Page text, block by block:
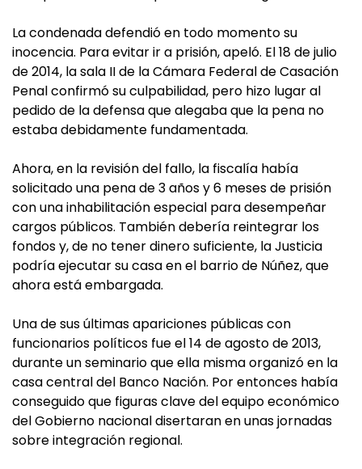
La condenada defendió en todo momento su
inocencia. Para evitar ir a prisión, apeló. El 18 de julio
de 2014, la sala II de la Cámara Federal de Casación
Penal confirmó su culpabilidad, pero hizo lugar al
pedido de la defensa que alegaba que la pena no
estaba debidamente fundamentada.
Ahora, en la revisión del fallo, la fiscalía había
solicitado una pena de 3 años y 6 meses de prisión
con una inhabilitación especial para desempeñar
cargos públicos. También debería reintegrar los
fondos y, de no tener dinero suficiente, la Justicia
podría ejecutar su casa en el barrio de Núñez, que
ahora está embargada.
Una de sus últimas apariciones públicas con
funcionarios políticos fue el 14 de agosto de 2013,
durante un seminario que ella misma organizó en la
casa central del Banco Nación. Por entonces había
conseguido que figuras clave del equipo económico
del Gobierno nacional disertaran en unas jornadas
sobre integración regional.